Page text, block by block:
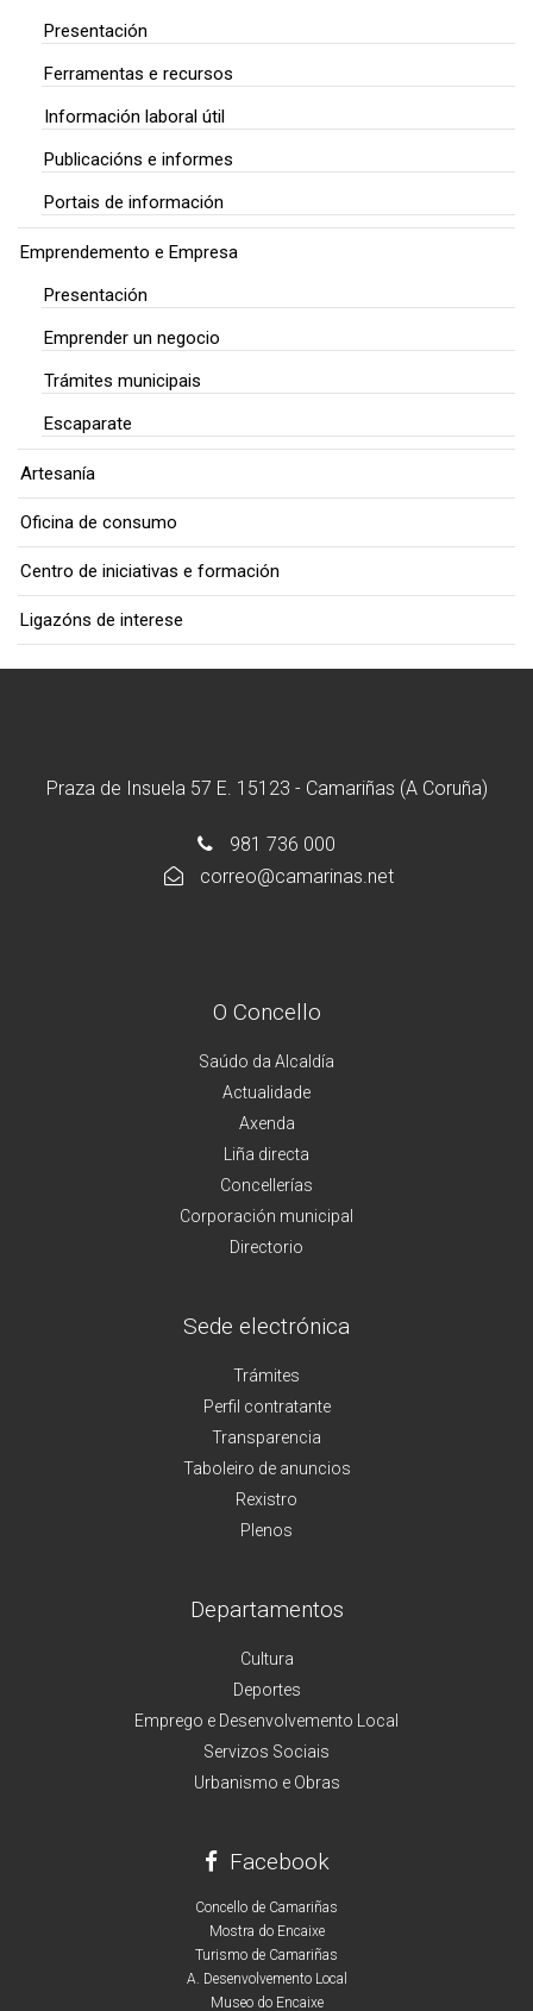
Presentación
Ferramentas e recursos
Información laboral útil
Publicacións e informes
Portais de información
Emprendemento e Empresa
Presentación
Emprender un negocio
Trámites municipais
Escaparate
Artesanía
Oficina de consumo
Centro de iniciativas e formación
Ligazóns de interese
Praza de Insuela 57 E. 15123 - Camariñas (A Coruña)
981 736 000
correo@camarinas.net
O Concello
Saúdo da Alcaldía
Actualidade
Axenda
Liña directa
Concellerías
Corporación municipal
Directorio
Sede electrónica
Trámites
Perfil contratante
Transparencia
Taboleiro de anuncios
Rexistro
Plenos
Departamentos
Cultura
Deportes
Emprego e Desenvolvemento Local
Servizos Sociais
Urbanismo e Obras
Facebook
Concello de Camariñas
Mostra do Encaixe
Turismo de Camariñas
A. Desenvolvemento Local
Museo do Encaixe